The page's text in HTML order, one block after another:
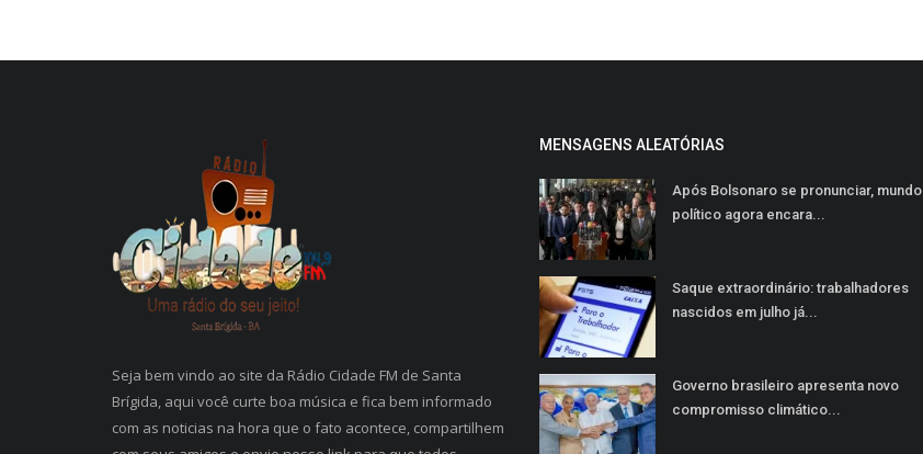
Seja bem vindo ao site da Rádio Cidade FM de Santa
Brígida, aqui você curte boa música e fica bem informado
com as noticias na hora que o fato acontece, compartilhem
MENSAGENS ALEATÓRIAS
Após Bolsonaro se pronunciar, mundo
político agora encara...
Saque extraordinário: trabalhadores
nascidos em julho já...
Governo brasileiro apresenta novo
compromisso climático...